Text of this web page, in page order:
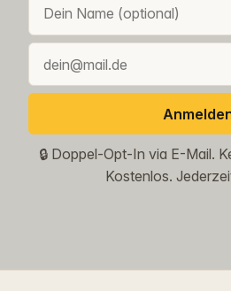
🔒 Doppel-Opt-In via E-Mail.
Kostenlos.